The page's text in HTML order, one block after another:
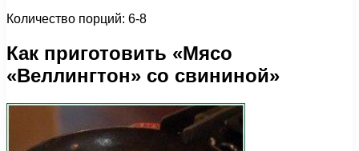
Количество порций: 6-8
Как приготовить «Мясо
«Веллингтон» со свининой»